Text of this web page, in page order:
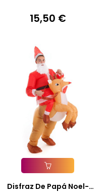
Precio
15,50 €
Añadir A La Cesta
Disfraz De Papá Noel-